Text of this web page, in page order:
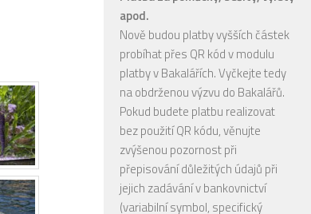
apod.
Nově budou platby vyšších částek
probíhat přes QR kód v modulu
platby v Bakalářích. Vyčkejte tedy
na obdrženou výzvu do Bakalářů.
Pokud budete platbu realizovat
bez použití QR kódu, věnujte
zvýšenou pozornost při
přepisování důležitých údajů při
jejich zadávání v bankovnictví
(variabilní symbol, specifický